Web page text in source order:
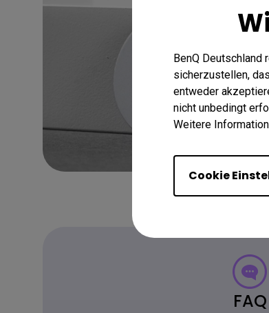
BenQ Deutschland
sicherzustellen,
entweder
nicht unbedingt
Weitere
Cookie
FAQ